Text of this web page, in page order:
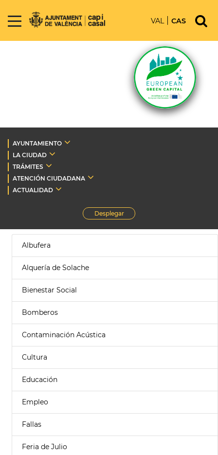
VAL CAS
AYUNTAMIENTO
LA CIUDAD
TRÁMITES
ATENCIÓN CIUDADANA
ACTUALIDAD
Desplegar
Albufera
Alquería de Solache
Bienestar Social
Bomberos
Contaminación Acústica
Cultura
Educación
Empleo
Fallas
Feria de Julio